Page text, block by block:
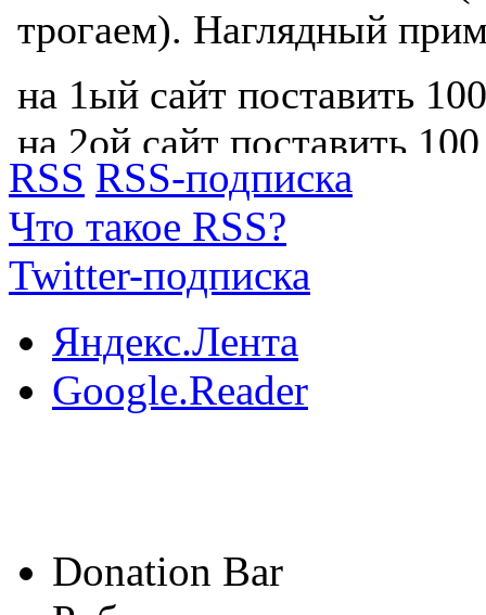
RSS RSS-подписка
Что такое RSS?
Twitter-подписка
Яндекс.Лента
Google.Reader
Donation Bar